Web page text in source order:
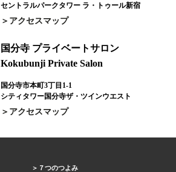
セントラルパークタワー ラ・トゥール新宿
アクセスマップ
国分寺 プライベートサロン
Kokubunji Private Salon
国分寺市本町3丁目1-1
シティタワー国分寺ザ・ツインウエスト
アクセスマップ
７つのつよみ